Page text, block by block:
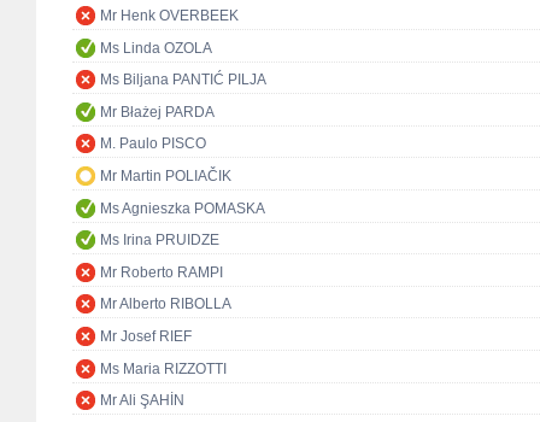
Mr Henk OVERBEEK
Ms Linda OZOLA
Ms Biljana PANTIĆ PILJA
Mr Błażej PARDA
M. Paulo PISCO
Mr Martin POLIAČIK
Ms Agnieszka POMASKA
Ms Irina PRUIDZE
Mr Roberto RAMPI
Mr Alberto RIBOLLA
Mr Josef RIEF
Ms Maria RIZZOTTI
Mr Ali ŞAHİN